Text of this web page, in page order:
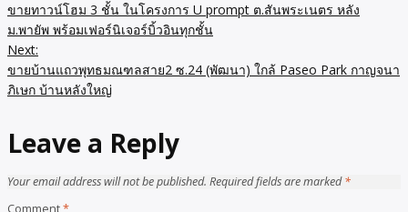
ขายทาวน์โฮม 3 ชั้น ในโครงการ U prompt ต.สันพระเนตร หลัง
ม.พายัพ พร้อมเฟอร์นิเจอร์บิ้วอินทุกชั้น
Next:
ขายบ้านแถวพุทธมณฑลสาย2 ซ.24 (พัฒนา) ใกล้ Paseo Park กาญจนา
ภิเษก บ้านหลังใหญ่
Leave a Reply
Your email address will not be published. Required fields are marked*